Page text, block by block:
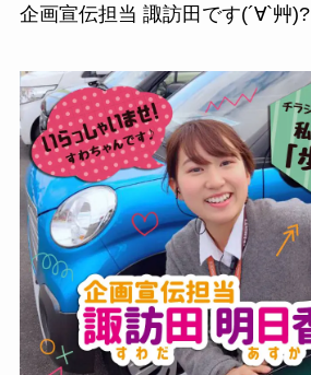
企画宣伝担当 諏訪田です(´∀`艸)?